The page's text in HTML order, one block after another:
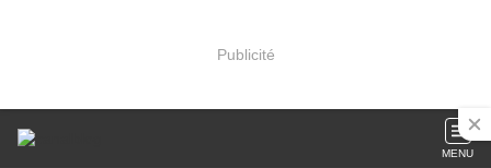
Publicité
MENU